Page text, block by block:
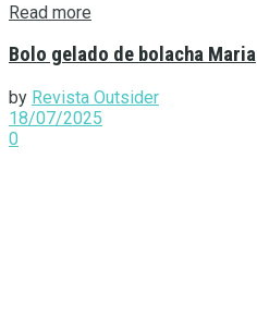
Read more
Bolo gelado de bolacha Maria
by Revista Outsider
18/07/2025
0